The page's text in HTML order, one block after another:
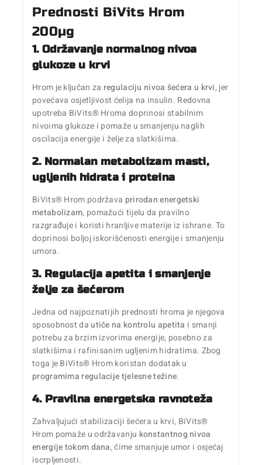
Prednosti BiVits Hrom
200µg
1. Održavanje normalnog nivoa
glukoze u krvi
Hrom je ključan za regulaciju nivoa šećera u krvi, jer
povećava osjetljivost ćelija na insulin. Redovna
upotreba BiVits® Hroma doprinosi stabilnim
nivoima glukoze i pomaže u smanjenju naglih
oscilacija energije i želje za slatkišima.
2. Normalan metabolizam masti,
ugljenih hidrata i proteina
BiVits® Hrom podržava prirodan energetski
metabolizam, pomažući tijelu da pravilno
razgrađuje i koristi hranljive materije iz ishrane. To
doprinosi boljoj iskorišćenosti energije i smanjenju
umora.
3. Regulacija apetita i smanjenje
želje za šećerom
Jedna od najpoznatijih prednosti hroma je njegova
sposobnost da utiče na kontrolu apetita i smanji
potrebu za brzim izvorima energije, posebno za
slatkišima i rafinisanim ugljenim hidratima. Zbog
toga je BiVits® Hrom koristan dodatak u
programima regulacije tjelesne težine.
4. Pravilna energetska ravnoteža
Zahvaljujući stabilizaciji šećera u krvi, BiVits®
Hrom pomaže u održavanju konstantnog nivoa
energije tokom dana, čime smanjuje umor i osjećaj
iscrpljenosti.